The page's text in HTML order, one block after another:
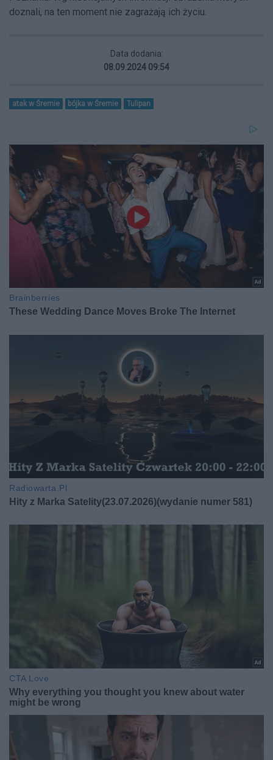
doznali, na ten moment nie zagrażają ich życiu.
Data dodania:
08.09.2024 09:54
atak w Śremie bójka w Śremie Tulipan